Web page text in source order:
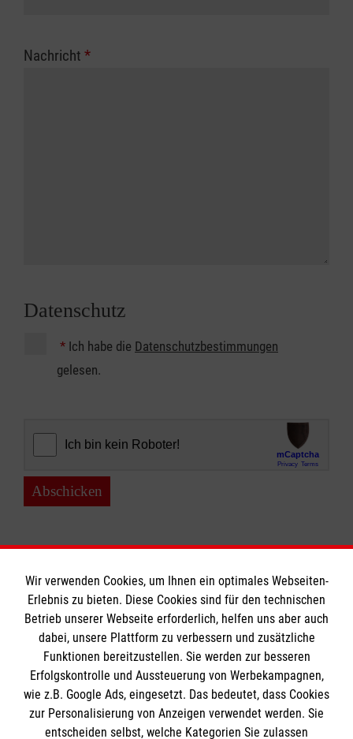
Nachricht *
Datenschutz
* Ich habe die Datenschutzbestimmungen
gelesen.
Abschicken
Informationen
Impressum
Datenschutz
Kontakt
Die Malteser
Wir verwenden Cookies, um Ihnen ein optimales Webseiten-
Erlebnis zu bieten. Diese Cookies sind für den technischen
Betrieb unserer Webseite erforderlich, helfen uns aber auch
dabei, unsere Plattform zu verbessern und zusätzliche
Funktionen bereitzustellen. Sie werden zur besseren
Erfolgskontrolle und Aussteuerung von Werbekampagnen,
wie z.B. Google Ads, eingesetzt. Das bedeutet, dass Cookies
zur Personalisierung von Anzeigen verwendet werden. Sie
entscheiden selbst, welche Kategorien Sie zulassen